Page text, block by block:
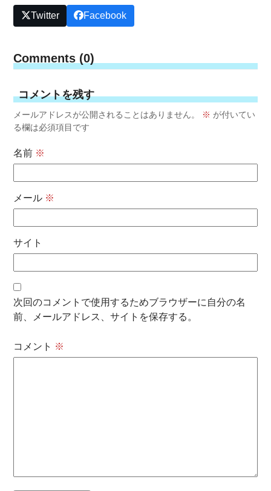
Twitter Facebook
Comments (0)
コメントを残す
メールアドレスが公開されることはありません。 ※ が付いてい
る欄は必須項目です
名前 ※
メール ※
サイト
次回のコメントで使用するためブラウザーに自分の名
前、メールアドレス、サイトを保存する。
コメント ※